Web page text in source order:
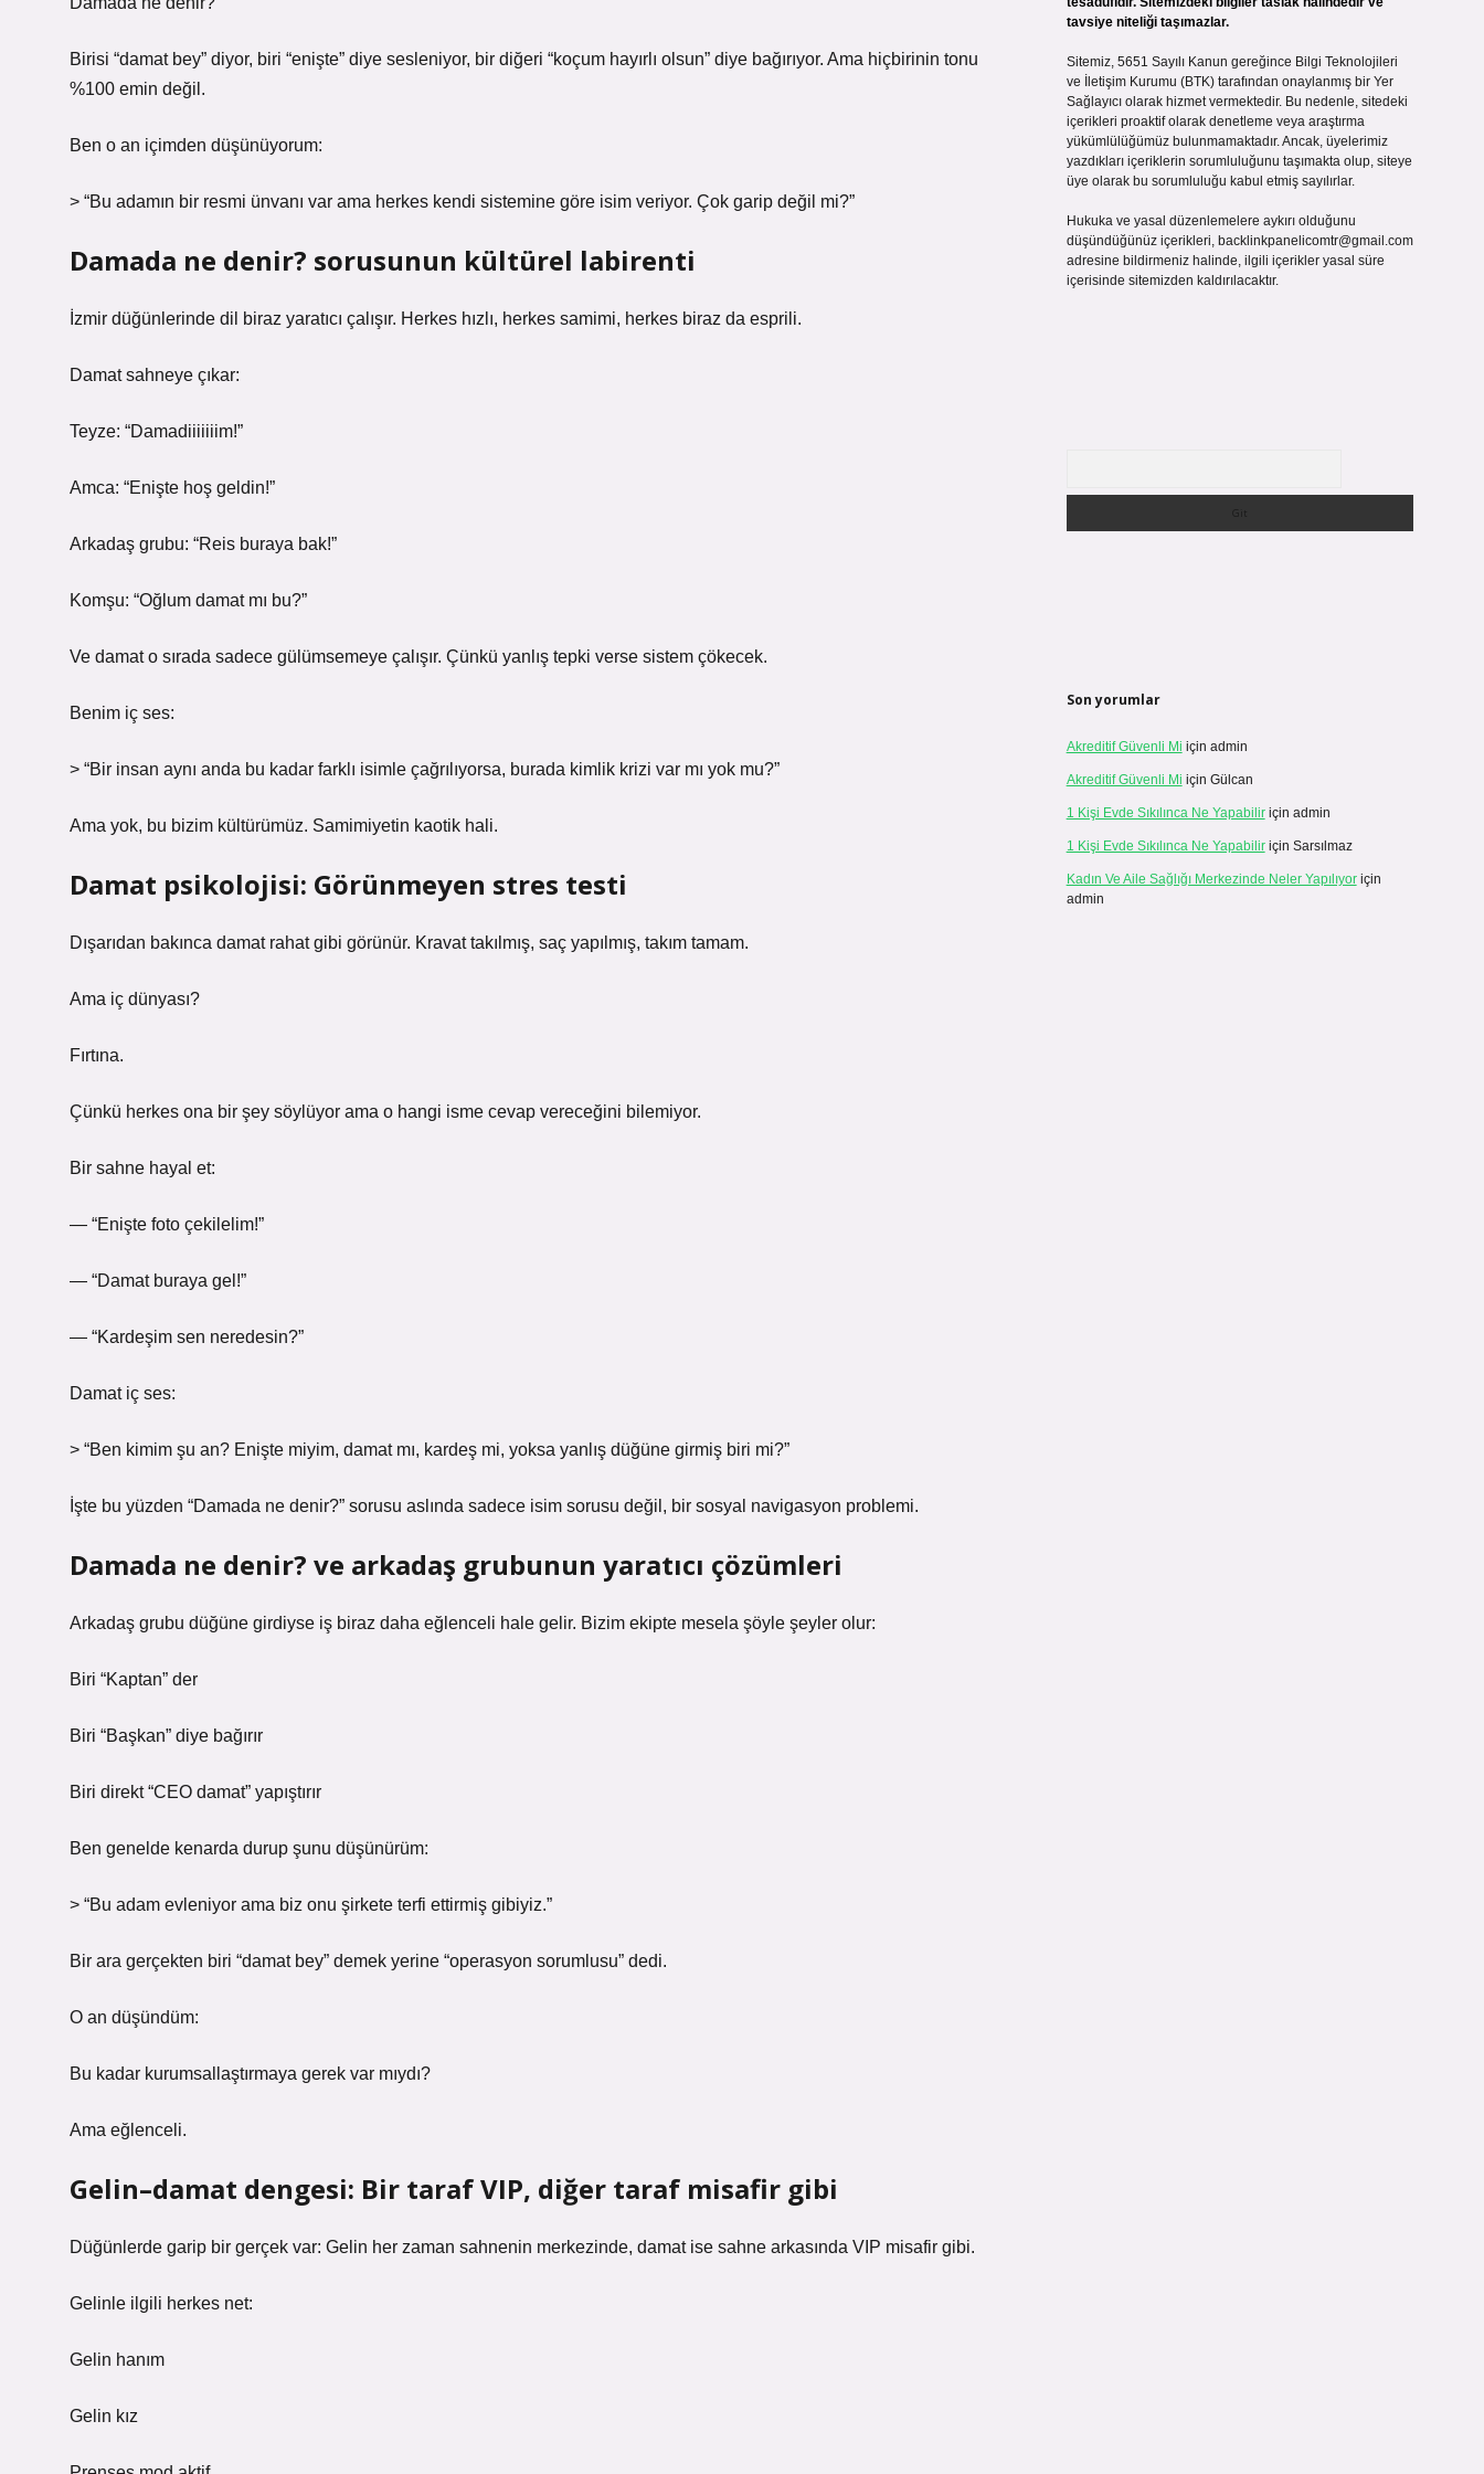
Birisi “damat bey” diyor, biri “enişte” diye sesleniyor, bir diğeri “koçum hayırlı olsun” diye bağırıyor. Ama hiçbirinin tonu
%100 emin değil.
Ben o an içimden düşünüyorum:
> “Bu adamın bir resmi ünvanı var ama herkes kendi sistemine göre isim veriyor. Çok garip değil mi?”
Damada ne denir? sorusunun kültürel labirenti
İzmir düğünlerinde dil biraz yaratıcı çalışır. Herkes hızlı, herkes samimi, herkes biraz da esprili.
Damat sahneye çıkar:
Teyze: “Damadiiiiiiim!”
Amca: “Enişte hoş geldin!”
Arkadaş grubu: “Reis buraya bak!”
Komşu: “Oğlum damat mı bu?”
Ve damat o sırada sadece gülümsemeye çalışır. Çünkü yanlış tepki verse sistem çökecek.
Benim iç ses:
> “Bir insan aynı anda bu kadar farklı isimle çağrılıyorsa, burada kimlik krizi var mı yok mu?”
Ama yok, bu bizim kültürümüz. Samimiyetin kaotik hali.
Damat psikolojisi: Görünmeyen stres testi
Dışarıdan bakınca damat rahat gibi görünür. Kravat takılmış, saç yapılmış, takım tamam.
Ama iç dünyası?
Fırtına.
Çünkü herkes ona bir şey söylüyor ama o hangi isme cevap vereceğini bilemiyor.
Bir sahne hayal et:
— “Enişte foto çekilelim!”
— “Damat buraya gel!”
— “Kardeşim sen neredesin?”
Damat iç ses:
> “Ben kimim şu an? Enişte miyim, damat mı, kardeş mi, yoksa yanlış düğüne girmiş biri mi?”
İşte bu yüzden “Damada ne denir?” sorusu aslında sadece isim sorusu değil, bir sosyal navigasyon problemi.
Damada ne denir? ve arkadaş grubunun yaratıcı çözümleri
Arkadaş grubu düğüne girdiyse iş biraz daha eğlenceli hale gelir. Bizim ekipte mesela şöyle şeyler olur:
Biri “Kaptan” der
Biri “Başkan” diye bağırır
Biri direkt “CEO damat” yapıştırır
Ben genelde kenarda durup şunu düşünürüm:
> “Bu adam evleniyor ama biz onu şirkete terfi ettirmiş gibiyiz.”
Bir ara gerçekten biri “damat bey” demek yerine “operasyon sorumlusu” dedi.
O an düşündüm:
Bu kadar kurumsallaştırmaya gerek var mıydı?
Ama eğlenceli.
Gelin–damat dengesi: Bir taraf VIP, diğer taraf misafir gibi
Düğünlerde garip bir gerçek var: Gelin her zaman sahnenin merkezinde, damat ise sahne arkasında VIP misafir gibi.
Gelinle ilgili herkes net:
Gelin hanım
Gelin kız
tavsiye niteliği taşımazlar.
Sitemiz, 5651 Sayılı Kanun gereğince Bilgi Teknolojileri
ve İletişim Kurumu (BTK) tarafından onaylanmış bir Yer
Sağlayıcı olarak hizmet vermektedir. Bu nedenle, sitedeki
içerikleri proaktif olarak denetleme veya araştırma
yükümlülüğümüz bulunmamaktadır. Ancak, üyelerimiz
yazdıkları içeriklerin sorumluluğunu taşımakta olup, siteye
üye olarak bu sorumluluğu kabul etmiş sayılırlar.
Hukuka ve yasal düzenlemelere aykırı olduğunu
düşündüğünüz içerikleri, backlinkpanelicomtr@gmail.com
adresine bildirmeniz halinde, ilgili içerikler yasal süre
içerisinde sitemizden kaldırılacaktır.
Son yorumlar
Akreditif Güvenli Mi için admin
Akreditif Güvenli Mi için Gülcan
1 Kişi Evde Sıkılınca Ne Yapabiliriçin admin
1 Kişi Evde Sıkılınca Ne Yapabiliriçin Sarsılmaz
Kadın Ve Aile Sağlığı Merkezinde Neler Yapılıyoriçin
admin